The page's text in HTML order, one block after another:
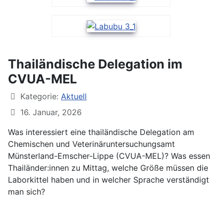
Thailändische Delegation im
CVUA-MEL
Kategorie: Aktuell
16. Januar, 2026
Was interessiert eine thailändische Delegation am
Chemischen und Veterinäruntersuchungsamt
Münsterland-Emscher-Lippe (CVUA-MEL)? Was essen
Thailänder:innen zu Mittag, welche Größe müssen die
Laborkittel haben und in welcher Sprache verständigt
man sich?